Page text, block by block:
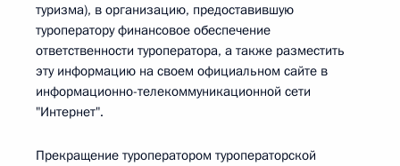
туризма), в организацию, предоставившую
туроператору финансовое обеспечение
ответственности туроператора, а также разместить
эту информацию на своем официальном сайте в
информационно-телекоммуникационной сети
"Интернет".
Прекращение туроператором туроператорской